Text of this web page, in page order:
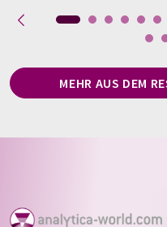
MEHR AUS DEM